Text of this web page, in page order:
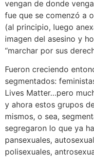
vengan de donde
fue que se comenzó a
(al principio, luego
imagen del asesino y
“marchar por sus
Fueron creciendo
segmentados:
Lives Matter…pero
y ahora estos grupos
mismos, o sea,
segregaron lo que ya
pansexuales,
polisexuales,